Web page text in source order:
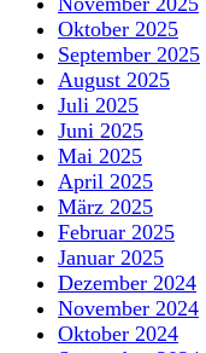
Oktober 2025
September 2025
August 2025
Juli 2025
Juni 2025
Mai 2025
April 2025
März 2025
Februar 2025
Januar 2025
Dezember 2024
November 2024
Oktober 2024